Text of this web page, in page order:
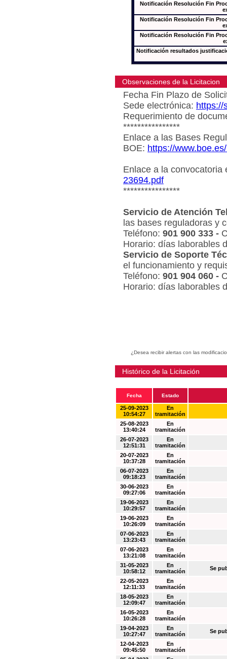
Notificación Resolución Fin
Notificación Resolución Fin
Notificación Resolución Fin
Notificación resultados
Observaciones de la Licitacion
Fecha Fin Plazo de
Sede electrónica: https://
Requerimiento de
****************
Enlace a las Bases
BOE: https://
Enlace a la
23694.pdf
****************
Servicio de Atención
las bases reguladoras y
Teléfono: 901 900 333 -
Horario: días laborables
Servicio de Soporte
el funcionamiento y
Teléfono: 901 904 060 -
Horario: días laborables
¿Desea recibir alertas con las
Histórico de la Licitación
Fecha Estado
25-09-2023
10:54:27
En
tramitación
25-08-2023
13:40:24
En
tramitación
26-07-2023
12:51:31
En
tramitación
20-07-2023
10:37:28
En
tramitación
06-07-2023
09:18:23
En
tramitación
30-06-2023
09:27:06
En
tramitación
19-06-2023
10:29:57
En
tramitación
19-06-2023
10:26:09
En
tramitación
07-06-2023
13:23:43
En
tramitación
07-06-2023
13:21:08
En
tramitación
31-05-2023
10:58:12
En
tramitación
Se
22-05-2023
12:11:33
En
tramitación
18-05-2023
12:09:47
En
tramitación
16-05-2023
10:26:28
En
tramitación
19-04-2023
10:27:47
En
tramitación
Se
12-04-2023
09:45:50
En
tramitación